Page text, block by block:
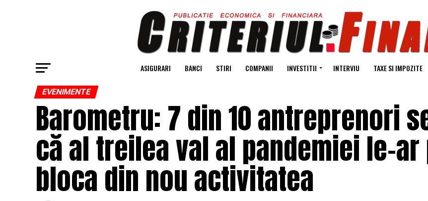
ASIGURARI BANCI STIRI COMPANII INVESTITII INTERVIU TAXE SI IMPOZITE
EVENIMENTE
Barometru: 7 din 10 antreprenori
că al treilea val al pandemiei le-ar
bloca din nou activitatea